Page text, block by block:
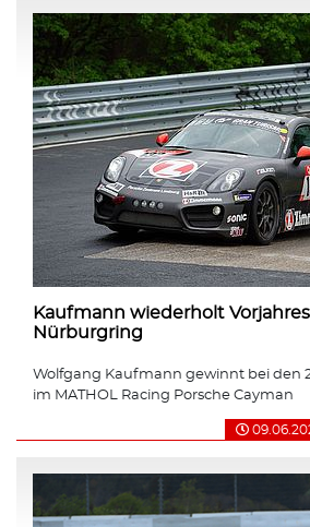
Kaufmann wiederholt
Nürburgring
Wolfgang Kaufmann gewinnt bei den
im MATHOL Racing Porsche Cayman